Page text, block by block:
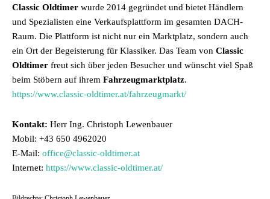
Classic Oldtimer wurde 2014 gegründet und bietet Händlern
und Spezialisten eine Verkaufsplattform im gesamten DACH-
Raum. Die Plattform ist nicht nur ein Marktplatz, sondern auch
ein Ort der Begeisterung für Klassiker. Das Team von Classic
Oldtimer freut sich über jeden Besucher und wünscht viel Spaß
beim Stöbern auf ihrem Fahrzeugmarktplatz.
https://www.classic-oldtimer.at/fahrzeugmarkt/
Kontakt: Herr Ing. Christoph Lewenbauer
Mobil: +43 650 4962020
E-Mail: office@classic-oldtimer.at
Internet: https://www.classic-oldtimer.at/